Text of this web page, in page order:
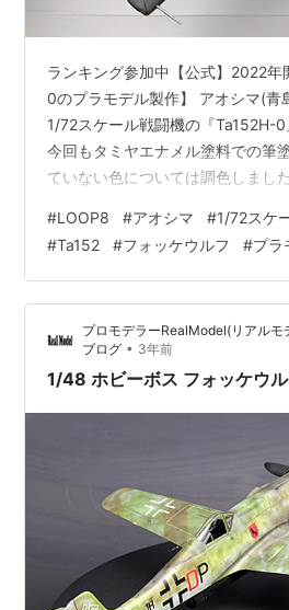
ランキング参加中【公式】2022
0のプラモデル製作】 アオシマ(青
1/72スケール戦闘機の『Ta152H-0
今回もタミヤエナメル塗料での筆
ていない色については調色しまし
Fw190を作ったクルト・タンク博
0型なので先行量産型ですね。 ド
主翼は長いです。機首に30mmモ
付け根辺りに20mm機関砲を搭載
い。 それもそのはず。この戦闘
#LOOP8 #アオシマ #1/72スケ
#Ta152 #フォッケウルフ #プラ
プロモデラーRealModel(リアルモ
ブログ • 3年前
1/48 ホビーボス フォッケウ